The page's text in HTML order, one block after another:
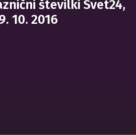
številki Svet24,
10. 2016